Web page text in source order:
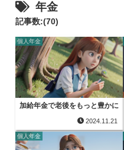
年金
記事数:(70)
個人年金
加給年金で老後をもっと豊かに
2024.11.21
個人年金